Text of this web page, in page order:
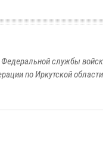
службы войск
по Иркутской области